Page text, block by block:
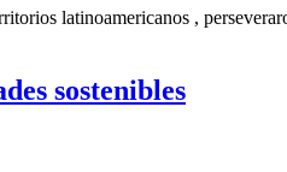
latinoamericanos ,
sostenibles